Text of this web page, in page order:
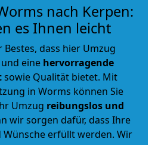
nach Kerpen:
es Ihnen leicht
dass hier Umzug
und eine hervorragende
sowie Qualität bietet. Mit
in Worms können Sie
Umzug reibungslos und
wir sorgen dafür, dass Ihre
erfüllt werden. Wir